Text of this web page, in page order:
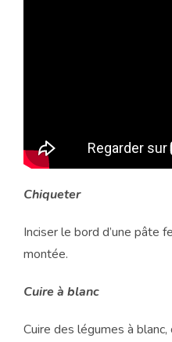
Chiqueter
Inciser le bord d’une pâte
montée.
Cuire à blanc
Cuire des légumes à